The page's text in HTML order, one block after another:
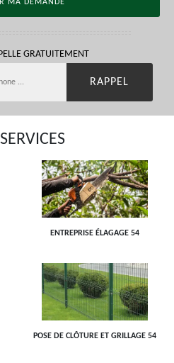
GRATUITEMENT
ENTREPRISE ÉLAGAGE 54
POSE DE CLÔTURE ET GRILLAGE 54